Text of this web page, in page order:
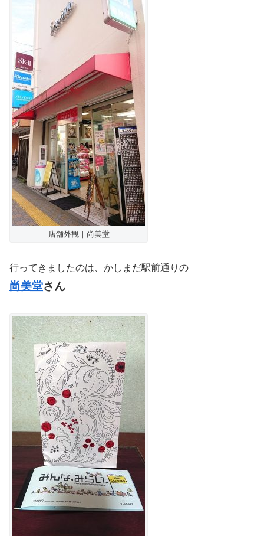
店舗外観｜尚美堂
行ってきましたのは、かしまだ駅前通りの
尚美堂さん